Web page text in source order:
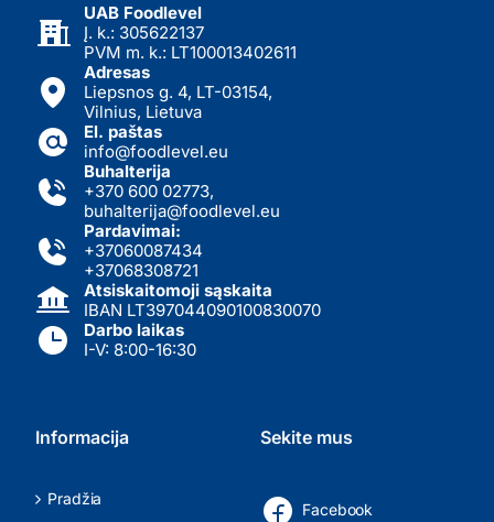
UAB Foodlevel
Į. k.: 305622137
PVM m. k.: LT100013402611
Adresas
Liepsnos g. 4, LT-03154,
Vilnius, Lietuva
El. paštas
info@foodlevel.eu
Buhalterija
+370 600 02773,
buhalterija@foodlevel.eu
Pardavimai:
+37060087434
+37068308721
Atsiskaitomoji sąskaita
IBAN LT397044090100830070
Darbo laikas
I-V: 8:00-16:30
Informacija
Pradžia
Sekite mus
Facebook